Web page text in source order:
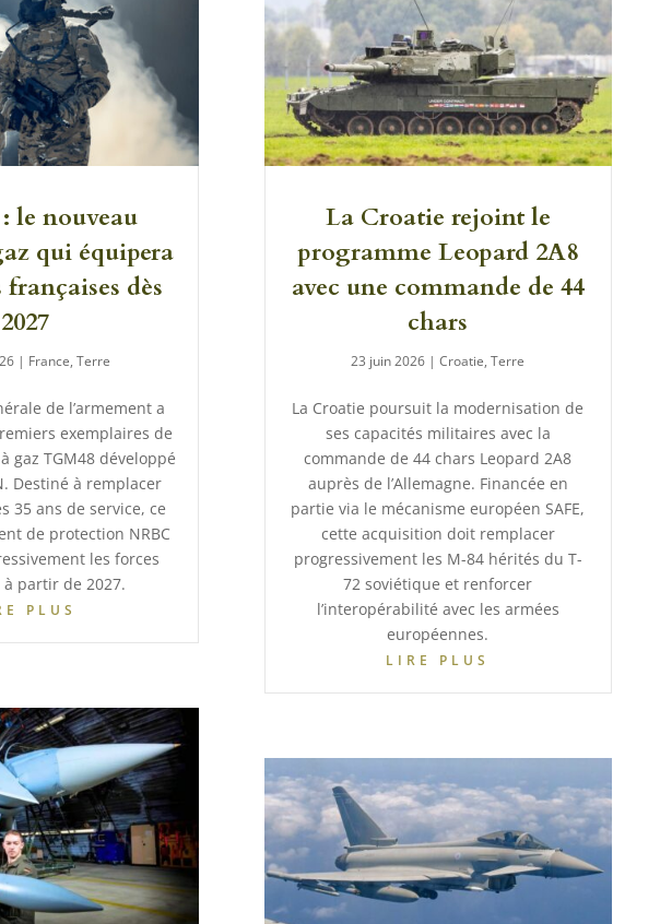
le nouveau
qui équipera
françaises dès
2027
| France, Terre
de l’armement a
exemplaires de
gaz TGM48 développé
Destiné à remplacer
35 ans de service, ce
de protection NRBC
les forces
partir de 2027.
PLUS
La Croatie rejoint le
programme Leopard 2A8
avec une commande de 44
chars
23 juin 2026 |Croatie,Terre
La Croatie poursuit la modernisation de
ses capacités militaires avec la
commande de 44 chars Leopard 2A8
auprès de l’Allemagne. Financée en
partie via le mécanisme européen SAFE,
cette acquisition doit remplacer
progressivement les M-84 hérités du T-
72 soviétique et renforcer
l’interopérabilité avec les armées
européennes.
LIRE PLUS